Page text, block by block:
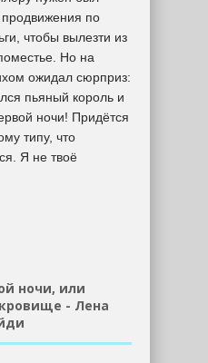
продвижения по
чтобы вылезти из
Но на
ожидал сюрприз:
пьяный король и
ночи! Придётся
типу, что
Я не твоё
ночи, или
- Лена